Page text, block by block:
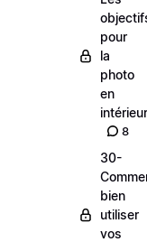
pour
la
photo
en
intérieur
8
30-
bien
utiliser
vos